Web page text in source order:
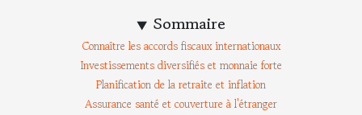
Sommaire
Connaître les accords fiscaux internationaux
Investissements diversifiés et monnaie forte
Planification de la retraite et inflation
Assurance santé et couverture à l'étranger